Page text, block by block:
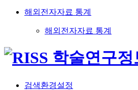
해외전자자료 통계
해외전자자료 통계
검색환경설정